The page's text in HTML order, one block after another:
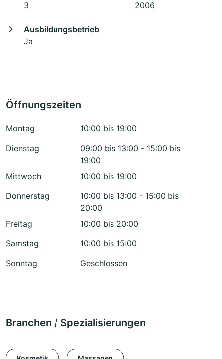
3
2006
Ausbildungsbetrieb
Ja
Öffnungszeiten
Montag
10:00 bis 19:00
Dienstag
09:00 bis 13:00 - 15:00 bis
19:00
Mittwoch
10:00 bis 19:00
Donnerstag
10:00 bis 13:00 - 15:00 bis
20:00
Freitag
10:00 bis 20:00
Samstag
10:00 bis 15:00
Sonntag
Geschlossen
Branchen / Spezialisierungen